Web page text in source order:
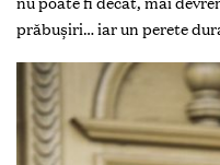
prăbușiri… iar un perete